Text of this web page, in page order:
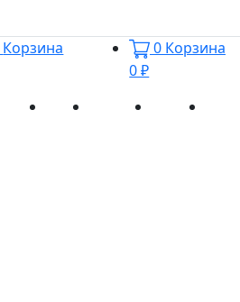
Корзина
0 Корзина
0 ₽
Акции Новинки